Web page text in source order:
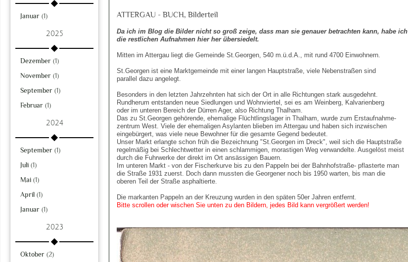
Januar (1)
2025
Dezember (1)
November (1)
September (1)
Februar (1)
2024
September (1)
Juli (1)
Mai (1)
April (1)
Januar (1)
2023
Oktober (2)
ATTERGAU - BUCH, Bilderteil
Da ich im Blog die Bilder nicht so groß zeige, dass man sie genauer betrachten kann, habe ich
die restlichen Aufnahmen hier her übersiedelt.
Mitten im Attergau liegt die Gemeinde St.Georgen, 540 m.ü.d.A., mit rund 4700 Einwohnern.
St.Georgen ist eine Marktgemeinde mit einer langen Hauptstraße, viele Nebenstraßen sind
parallel dazu angelegt.
Besonders in den letzten Jahrzehnten hat sich der Ort in alle Richtungen stark ausgedehnt.
Rundherum entstanden neue Siedlungen und Wohnviertel, sei es am Weinberg, Kalvarienberg
oder im unteren Bereich der Dürren Ager, also Richtung Thalham.
Das zu St.Georgen gehörende, ehemalige Flüchtlingslager in Thalham, wurde zum Erstaufnahme-
zentrum West. Viele der ehemaligen Asylanten blieben im Attergau und haben sich inzwischen
eingebürgert, was viele neue Bewohner für die gesamte Gegend bedeutet.
Unser Markt erlangte schon früh die Bezeichnung "St.Georgen im Dreck", weil sich die Hauptstraße
regelmäßig bei Schlechtwetter in einen schlammigen, morastigen Weg verwandelte. Ausgelöst meist
durch die Fuhrwerke der direkt im Ort ansässigen Bauern.
Im unteren Markt - von der Fischerkurve bis zu den Pappeln bei der Bahnhofstraße- pflasterte man
die Straße 1931 zuerst. Doch dann mussten die Georgener noch bis 1950 warten, bis man die
oberen Teil der Straße asphaltierte.
Die markanten Pappeln an der Kreuzung wurden in den späten 50er Jahren entfernt.
Bitte scrollen oder wischen Sie unten zu den Bildern, jedes Bild kann vergrößert werden!